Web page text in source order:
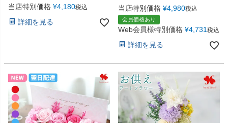
当店特別価格 ¥4,180税込
詳細を見る
当店特別価格 ¥4,980税込
会員価格あり
Web会員様特別価格 ¥4,731 税込
詳細を見る